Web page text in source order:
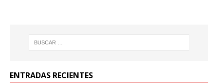
ENTRADAS RECIENTES